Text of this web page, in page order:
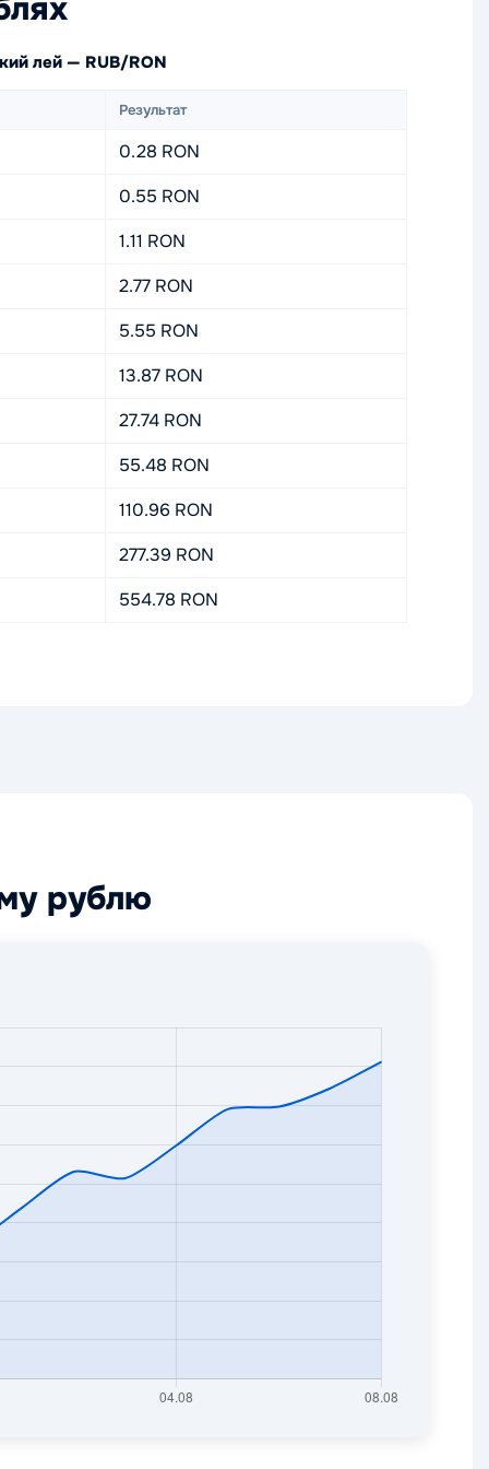
лей — RUB/RON
Результат
0.28 RON
0.55 RON
1.11 RON
2.77 RON
5.55 RON
13.87 RON
27.74 RON
55.48 RON
110.96 RON
277.39 RON
554.78 RON
рублю